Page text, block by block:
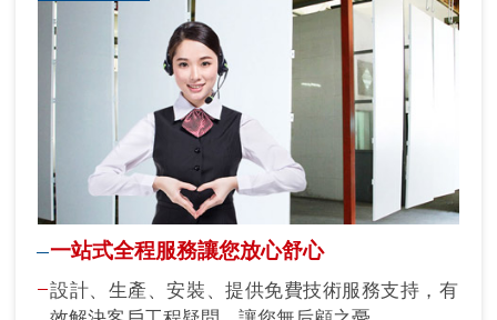
一站式全程服務讓您放心舒心
設計、生產、安裝、提供免費技術服務支持，有